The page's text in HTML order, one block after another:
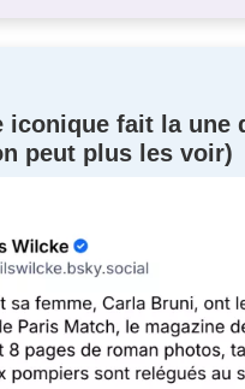
iconique fait la une
peut plus les voir)